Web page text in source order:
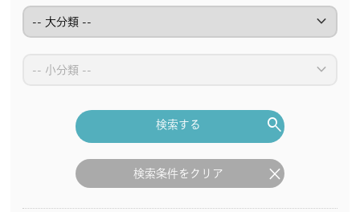
keyboard_arrow_down
keyboard_arrow_down
search
検索する
clear
検索条件をクリア